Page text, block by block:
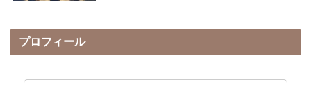
プロフィール